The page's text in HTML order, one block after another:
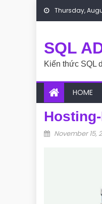
Skip to content
Thursday,
SQL
Kiến thức SQL
HOME
Posted on
November 15,